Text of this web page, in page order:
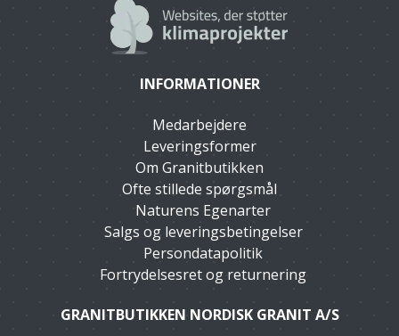
INFORMATIONER
Medarbejdere
Leveringsformer
Om Granitbutikken
Ofte stillede spørgsmål
Naturens Egenarter
Salgs og leveringsbetingelser
Persondatapolitik
Fortrydelsesret og returnering
GRANITBUTIKKEN NORDISK GRANIT A/S